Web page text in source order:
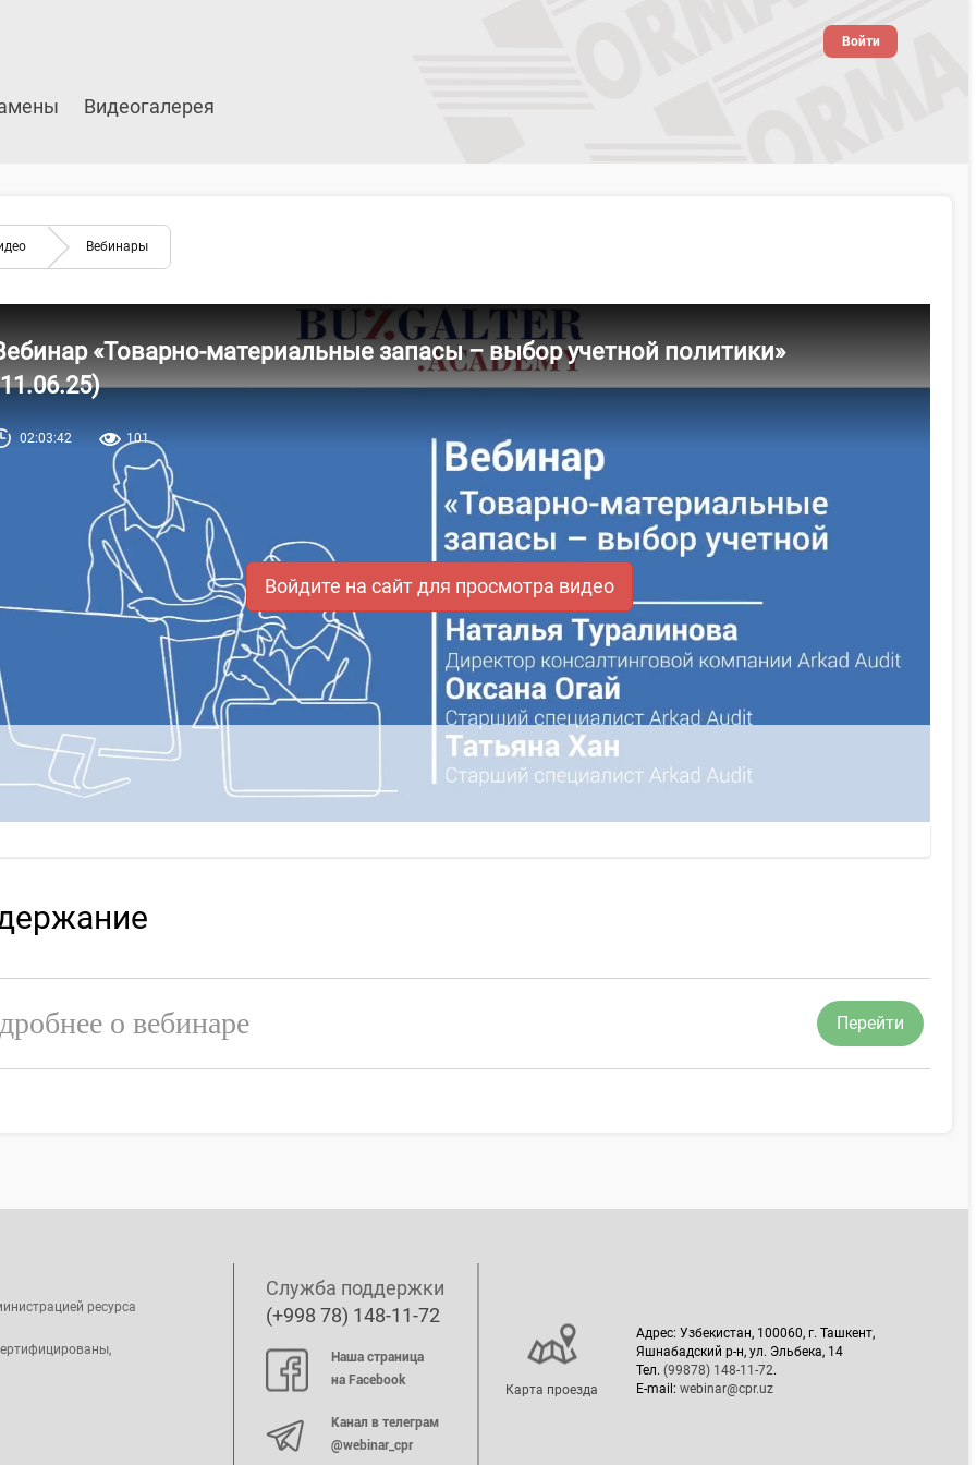
Видеогалерея
Войти
Вебинары
«Товарно-материальные запасы – выбор учетной политики»
02:03:42 101
Войдите на сайт для просмотра видео
о вебинаре Перейти
ресурса
Служба поддержки
(+998 78) 148-11-72
Наша страница
на Facebook
Канал в телеграм
@webinar_cpr
Карта проезда
Адрес: Узбекистан, 100060, г. Ташкент,
Яшнабадский р-н, ул. Эльбека, 14
Тел. (99878) 148-11-72.
E-mail: webinar@cpr.uz